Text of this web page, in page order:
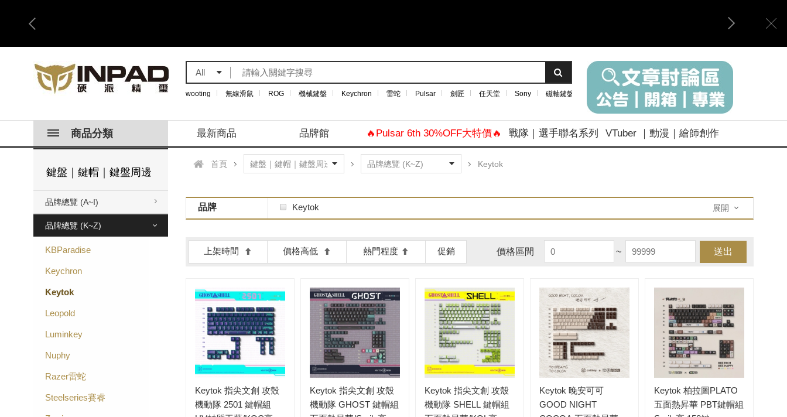
All
wooting 無線滑鼠 ROG 機械鍵盤 Keychron 雷蛇 Pulsar 劍匠 任天堂 Sony 磁軸鍵盤
商品分類 最新商品 品牌館 🔥Pulsar 6th 30%OFF大特價🔥 戰隊｜選手聯名系列 VTuber ｜動漫｜繪師創作
鍵盤｜鍵帽｜鍵盤周邊
品牌總覽 (A~I)
品牌總覽 (K~Z)
KBParadise
Keychron
Keytok
Leopold
Luminkey
Nuphy
Razer雷蛇
Steelseries賽睿
首頁 Keytok
品牌 Keytok 展開
上架時間 價格高低 熱門程度 促銷 價格區間 ~ 送出
Keytok 指尖文創 攻殼
機動隊 2501 鍵帽組
Keytok 指尖文創 攻殼
機動隊 GHOST 鍵帽組
Keytok 指尖文創 攻殼
機動隊 SHELL 鍵帽組
Keytok 晚安可可
GOOD NIGHT
Keytok 柏拉圖PLATO
五面熱昇華 PBT鍵帽組